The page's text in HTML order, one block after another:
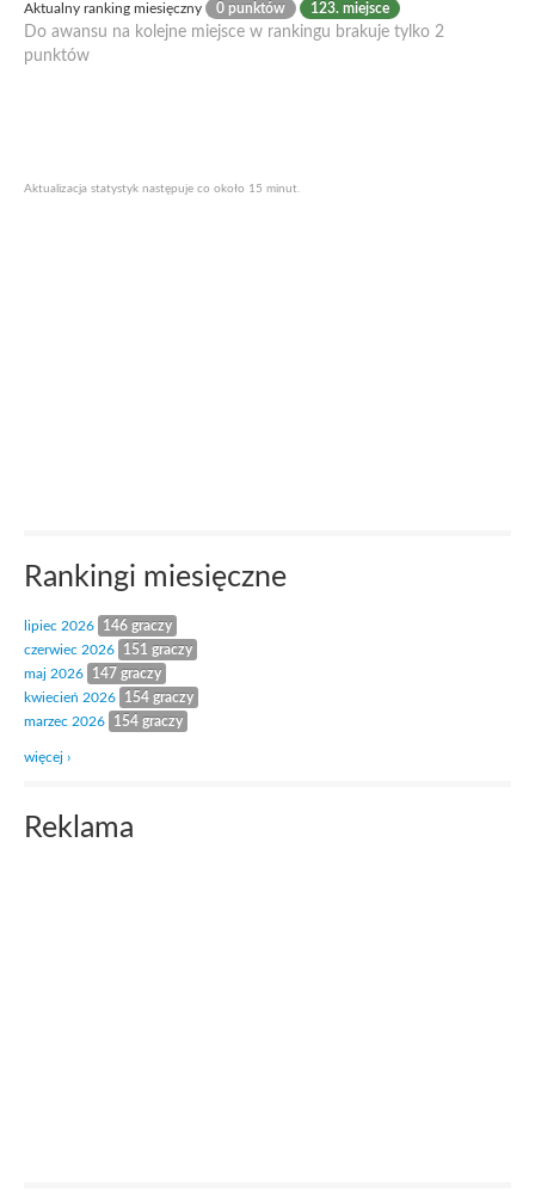
Aktualny ranking miesięczny 0 punktów 123. miejsce
Do awansu na kolejne miejsce w rankingu brakuje tylko 2
punktów
Aktualizacja statystyk następuje co około 15 minut.
Rankingi miesięczne
lipiec 2026
146 graczy
czerwiec 2026
151 graczy
maj 2026
147 graczy
kwiecień 2026
154 graczy
marzec 2026
154 graczy
więcej ›
Reklama